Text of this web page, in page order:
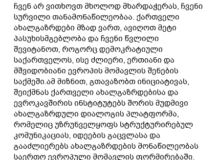
ჩვენ არ ვითხოვთ მხოლოდ მხარდაჭერას, ჩვენი
სურვილი თანამონაწილეობაა. ქართველი
ახალგაზრდები მზად ვართ, ავიღოთ მეტი
პასუხისმგებლობა და ჩვენი წვლილი
შევიტანოთ, როგორც დემოკრატიული
საქართველოს, ისე ძლიერი, ერთიანი და
მშვიდობიანი ევროპის მომავლის შენების
საქმეში.ამ მიზნით, გთავაზობთ ინიციატივას,
შეიქმნას ქართველი ახალგაზრდებისა და
ევროკავშირის ინსტიტუტებს შორის მუდმივი
ახალგაზრდული დიალოგის პლატფორმა,
რომელიც უზრუნველყოფს სტრუქტურირებულ
კომუნიკაციას, იდეების გაცვლასა და
გააძლიერებს ახალგაზრდების მონაწილეობას
საერთო ევროპული მომავლის ფორმირებაში.